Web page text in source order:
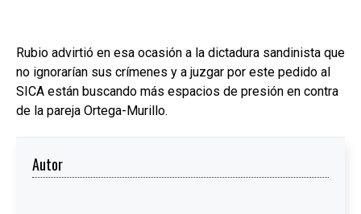
Rubio advirtió en esa ocasión a la dictadura sandinista que
no ignorarían sus crímenes y a juzgar por este pedido al
SICA están buscando más espacios de presión en contra
de la pareja Ortega-Murillo.
Autor